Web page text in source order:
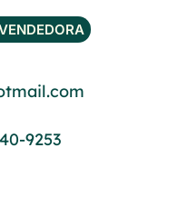
9253